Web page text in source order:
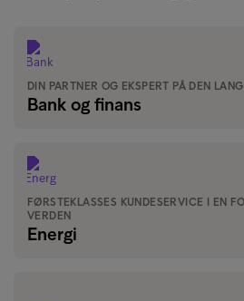
DIN PARTNER OG EKSPERT PÅ DEN
Bank og finans
FØRSTEKLASSES KUNDESERVICE I EN
VERDEN
Energi